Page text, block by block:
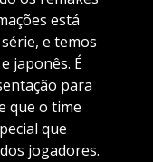
está
e temos
japonês. É
para
que o time
que
jogadores.